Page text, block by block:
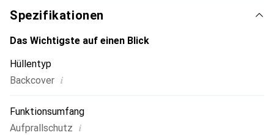
anspruchsvolle Klientel.
Spezifikationen
Das Wichtigste auf einen Blick
Hüllentyp
Backcover i
Funktionsumfang
Aufprallschutz i